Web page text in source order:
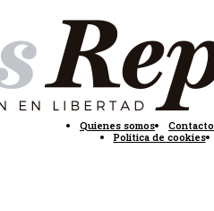
Quienes somos Contacto
Política de cookies